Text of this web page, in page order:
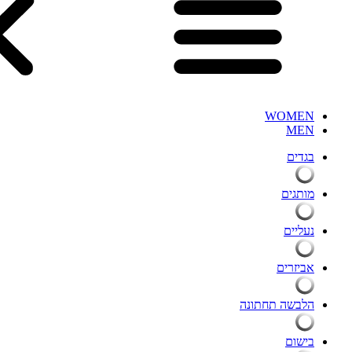
WOMEN
MEN
בגדים
מותגים
נעליים
אביזרים
הלבשה תחתונה
בישום